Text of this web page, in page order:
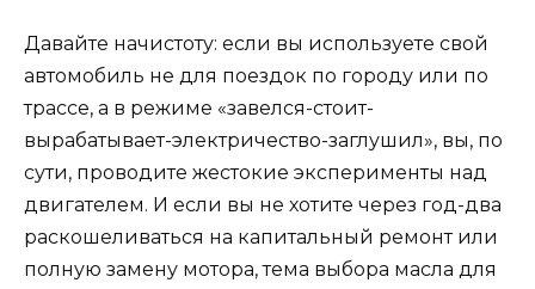
Давайте начистоту: если вы используете свой
автомобиль не для поездок по городу или по
трассе, а в режиме «завелся-стоит-
вырабатывает-электричество-заглушил», вы, по
сути, проводите жестокие эксперименты над
двигателем. И если вы не хотите через год-два
раскошеливаться на капитальный ремонт или
полную замену мотора, тема выбора масла для